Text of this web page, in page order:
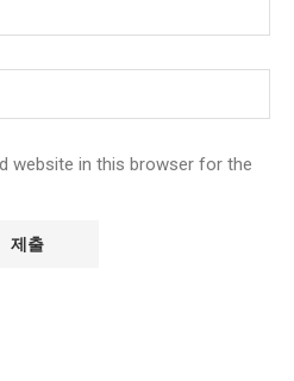
website in this browser for the